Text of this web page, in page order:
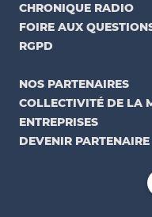
CHRONIQUE RADIO
FOIRE AUX
RGPD
NOS PARTENAIRES
COLLECTIVITÉ DE LA
ENTREPRISES
DEVENIR PARTENAIRE